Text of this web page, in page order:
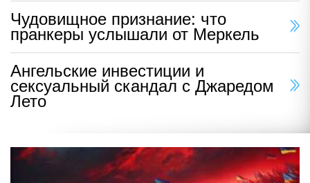
Чудовищное признание: что
пранкеры услышали от Меркель
Ангельские инвестиции и
сексуальный скандал с Джаредом
Лето